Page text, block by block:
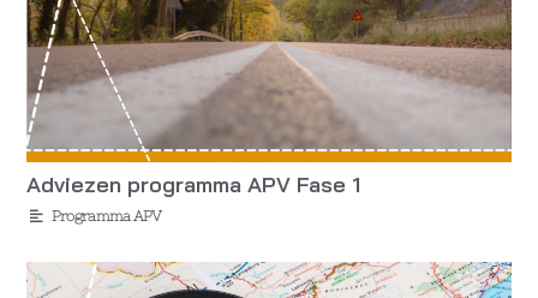
Adviezen programma APV Fase 1
Programma APV